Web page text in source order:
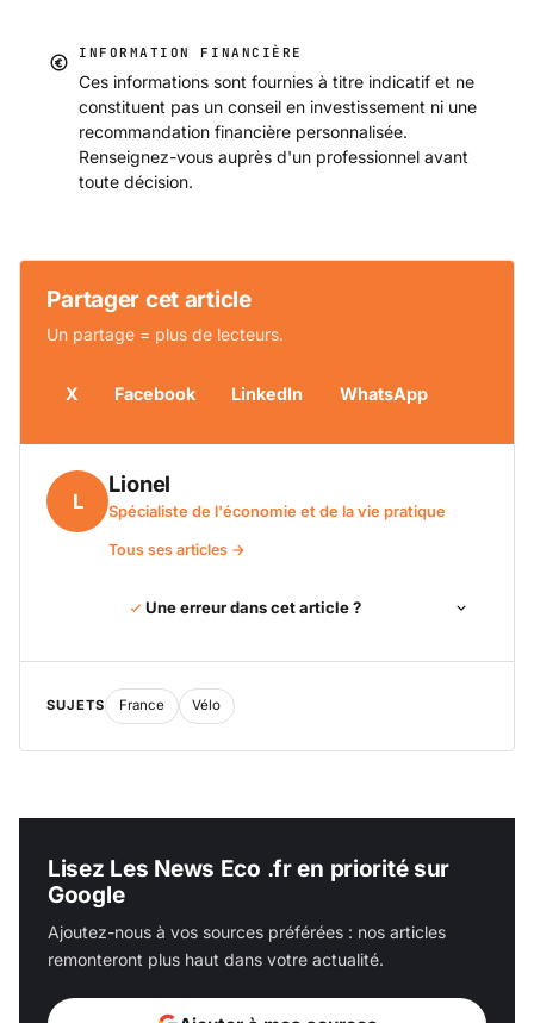
INFORMATION FINANCIÈRE
Ces informations sont fournies à titre indicatif et ne
constituent pas un conseil en investissement ni une
recommandation financière personnalisée.
Renseignez-vous auprès d'un professionnel avant
toute décision.
Partager cet article
Un partage = plus de lecteurs.
X Facebook LinkedIn WhatsApp
L
Lionel
Spécialiste de l'économie et de la vie pratique
Tous ses articles →
Une erreur dans cet article ?
SUJETS France Vélo
Lisez Les News Eco .fr en priorité sur
Google
Ajoutez-nous à vos sources préférées : nos articles
remonteront plus haut dans votre actualité.